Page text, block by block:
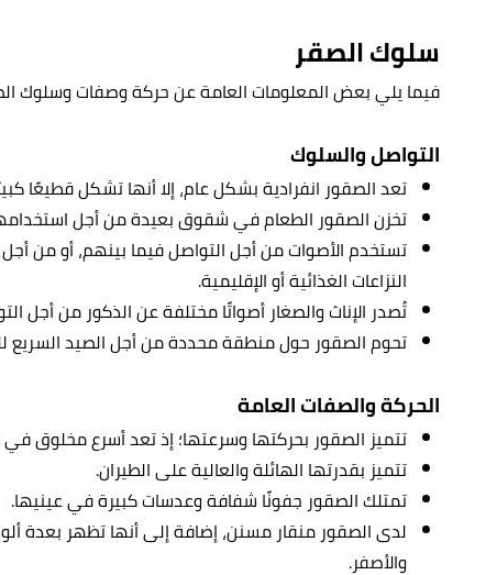
سلوك الصقر
فيما يلي بعض المعلومات العامة عن حركة وصفات وسلوك
التواصل والسلوك
تعد الصقور انفرادية بشكل عام، إلا أنها تشكل قطيعًا
تخزن الصقور الطعام في شقوق بعيدة من أجل
تستخدم الأصوات من أجل التواصل فيما بينهم، أو من
النزاعات الغذائية أو الإقليمية.
تُصدر الإناث والصغار أصواتًا مختلفة عن الذكور من أجل
تحوم الصقور حول منطقة محددة من أجل الصيد السريع
الحركة والصفات العامة
تتميز الصقور بحركتها وسرعتها؛ إذ تعد أسرع مخلوق في
تتميز بقدرتها الهائلة والعالية على الطيران.
تمتلك الصقور جفونًا شفافة وعدسات كبيرة في عينيها.
لدى الصقور منقار مسنن، إضافة إلى أنها تظهر بعدة
والأصفر.